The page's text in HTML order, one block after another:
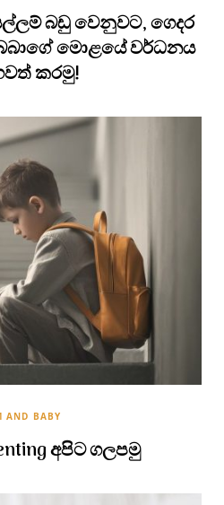
බඩු වෙනුවට, ගෙදර
මොළයේ වර්ධනය
කරමු!
AND BABY
අපිට ගලපමු